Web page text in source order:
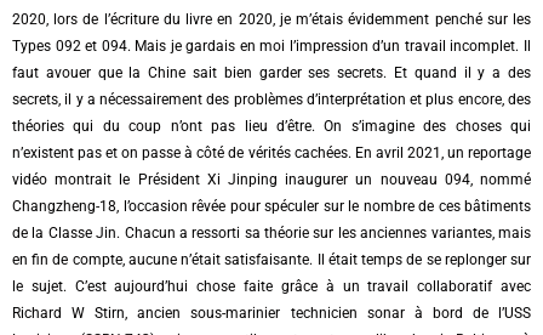
2020, lors de l’écriture du livre en 2020, je m’étais évidemment penché sur les
Types 092 et 094. Mais je gardais en moi l’impression d’un travail incomplet. Il
faut avouer que la Chine sait bien garder ses secrets. Et quand il y a des
secrets, il y a nécessairement des problèmes d’interprétation et plus encore, des
théories qui du coup n’ont pas lieu d’être. On s’imagine des choses qui
n’existent pas et on passe à côté de vérités cachées. En avril 2021, un reportage
vidéo montrait le Président Xi Jinping inaugurer un nouveau 094, nommé
Changzheng-18, l’occasion rêvée pour spéculer sur le nombre de ces bâtiments
de la Classe Jin. Chacun a ressorti sa théorie sur les anciennes variantes, mais
en fin de compte, aucune n’était satisfaisante. Il était temps de se replonger sur
le sujet. C’est aujourd’hui chose faite grâce à un travail collaboratif avec
Richard W Stirn, ancien sous-marinier technicien sonar à bord de l’USS